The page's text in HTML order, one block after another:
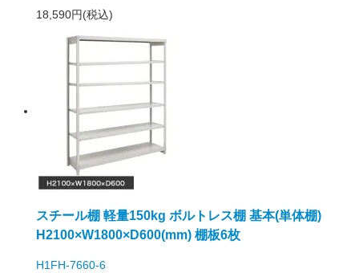
18,590円(税込)
スチール棚 軽量150kg ボルトレス棚 基本(単体棚)
H2100×W1800×D600(mm) 棚板6枚
H1FH-7660-6